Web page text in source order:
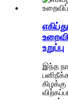
உறுப்பு
இந்த